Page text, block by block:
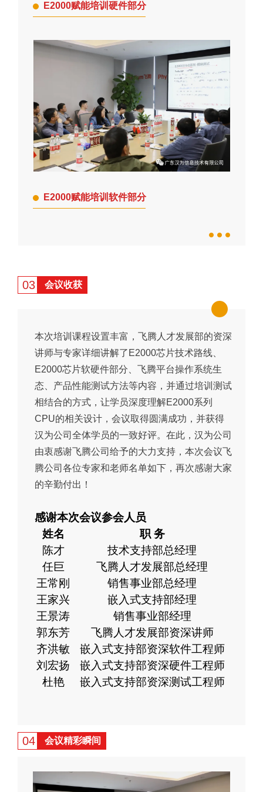
E2000赋能培训硬件部分
E2000赋能培训软件部分
03 会议收获
本次培训课程设置丰富，飞腾人才发展部的资深
讲师与专家详细讲解了E2000芯片技术路线、
E2000芯片软硬件部分、飞腾平台操作系统生
态、产品性能测试方法等内容，并通过培训测试
相结合的方式，让学员深度理解E2000系列
CPU的相关设计，会议取得圆满成功，并获得
汉为公司全体学员的一致好评。在此，汉为公司
由衷感谢飞腾公司给予的大力支持， 本次会议飞
腾公司 各位专家和老师名单如下，再次感谢大家
的辛勤付出！
感谢本次会议参会人员
姓名
职 务
陈才
技术支持部总经理
任巨
飞腾人才发展部总经理
王常刚
销售事业部总经理
王家兴
嵌入式支持部经理
王景涛
销售事业部经理
郭东芳
飞腾人才发展部资深讲师
齐洪敏
嵌入式支持部资深软件工程师
刘宏扬
嵌入式支持部资深硬件工程师
杜艳
嵌入式支持部资深测试工程师
04 会议精彩瞬间